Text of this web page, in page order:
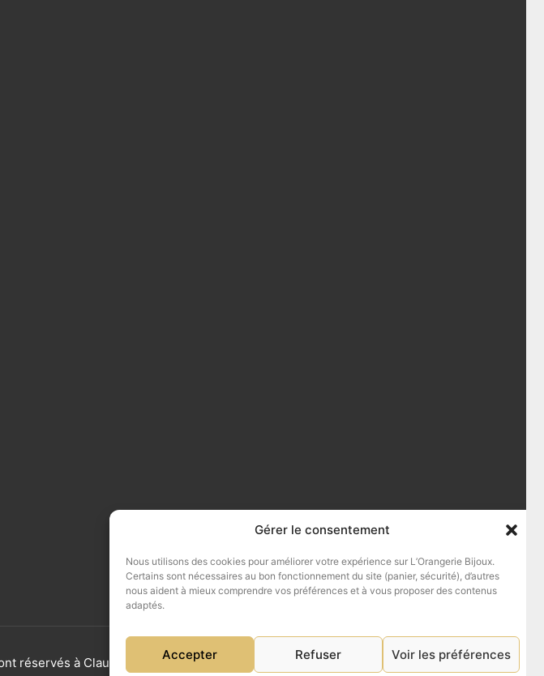
Gérer le consentement
Nous utilisons des cookies pour améliorer votre expérience sur L’Orangerie Bijoux.
Certains sont nécessaires au bon fonctionnement du site (panier, sécurité), d’autres
nous aident à mieux comprendre vos préférences et à vous proposer des contenus
adaptés.
Accepter Refuser Voir les préférences
Facebook Instagram
réservés à Claudine Bayard © 2011-2026